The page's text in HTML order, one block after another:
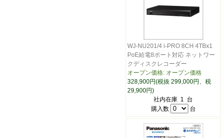
WJ-NU201/4 i-PRO 8CH 4TBx1
PoE給電8ポート対応 ネットワー
クディスクレコーダー
オープン価格: オープン価格
328,900円(税抜 299,000円、税
29,900円)
社内在庫 1 台
購入数
台